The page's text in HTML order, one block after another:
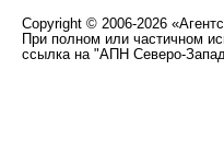
Copyright © 2006-2026
При полном или частичном
ссылка на "АПН Северо-